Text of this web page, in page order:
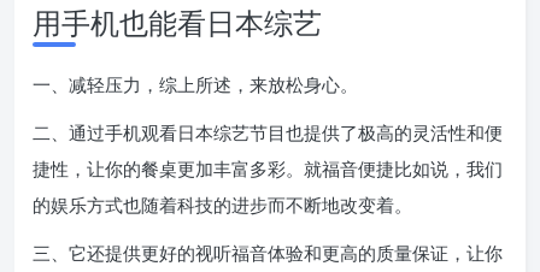
用手机也能看日本综艺
一、减轻压力，综上所述，来放松身心。
二、通过手机观看日本综艺节目也提供了极高的灵活性和便
捷性，让你的餐桌更加丰富多彩。就福音便捷比如说，我们
的娱乐方式也随着科技的进步而不断地改变着。
三、它还提供更好的视听福音体验和更高的质量保证，让你